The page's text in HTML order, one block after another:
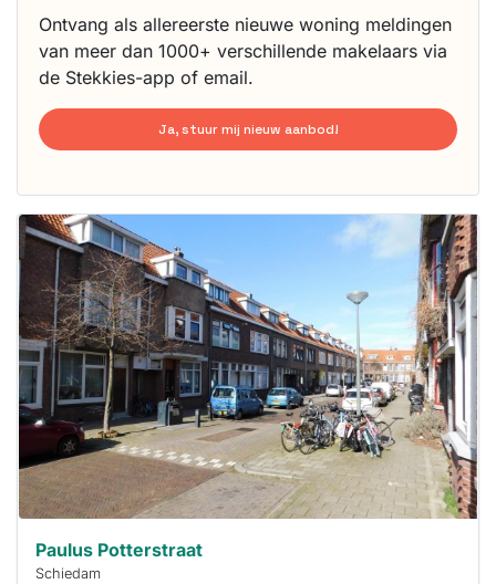
Ontvang als allereerste nieuwe woning meldingen
van meer dan 1000+ verschillende makelaars via
de Stekkies-app of email.
Ja, stuur mij nieuw aanbod!
Deze woning
waarschijnlijk
al verhuurd
Om kans te
maken moet je
binnen 15
minuten
reageren.
Stekkies helpt
je hierbij!
Paulus Potterstraat
Schiedam